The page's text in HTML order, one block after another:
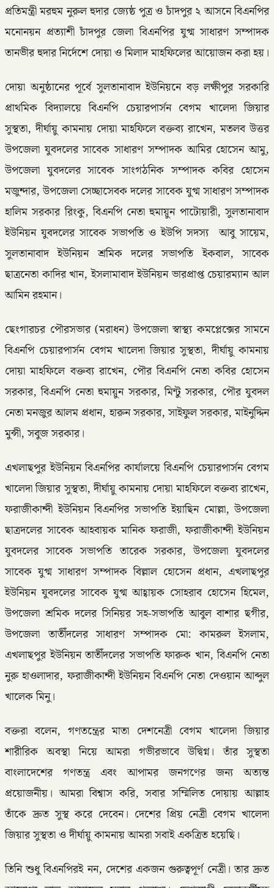
প্রতিমন্ত্রী মরহুম নুরুল হুদার জ্যেষ্ঠ পুত্র ও চাঁদপুর ২ আসনে বিএনপির
মনোনয়ন প্রত্যাশী চাঁদপুর জেলা বিএনপির যুগ্ম সাধারণ সম্পাদক
তানভীর হুদার নির্দেশে দোয়া ও মিলাদ মাহফিলের আয়োজন করা হয়।
দোয়া অনুষ্ঠানের পূর্বে সুলতানাবাদ ইউনিয়নে বড় লক্ষীপুর সরকারি
প্রাথমিক বিদ্যালয়ে বিএনপি চেয়ারপার্সন বেগম খালেদা জিয়ার
সুস্থতা, দীর্ঘায়ু কামনায় দোয়া মাহফিলে বক্তব্য রাখেন, মতলব উত্তর
উপজেলা যুবদলের সাবেক সাধারণ সম্পাদক আমির হোসেন আমু,
উপজেলা যুবদলের সাবেক সাংগঠনিক সম্পাদক কবির হোসেন
মজুন্দার, উপজেলা সেচ্ছাসেবক দলের সাবেক যুগ্ম সাধারণ সম্পাদক
হালিম সরকার রিংকু, বিএনপি নেতা হুমায়ুন পাটোয়ারী, সুলতানাবাদ
ইউনিয়ন যুবদলের সাবেক সভাপতি ও ইউপি সদস্য আবু সায়েম,
সুলতানাবাদ ইউনিয়ন শ্রমিক দলের সভাপতি ইকবাল, সাবেক
ছাত্রনেতা কাদির খান, ইসলামাবাদ ইউনিয়ন ভারপ্রাপ্ত চেয়ারম্যান আল
আমিন রহমান।
ছেংগারচর পৌরসভার (মরাধন) উপজেলা স্বাস্থ্য কমপ্লেক্সের সামনে
বিএনপি চেয়ারপার্সন বেগম খালেদা জিয়ার সুস্থতা, দীর্ঘায়ু কামনায়
দোয়া মাহফিলে বক্তব্য রাখেন, পৌর বিএনপি নেতা কবির হোসেন
সরকার, বিএনপি নেতা হুমায়ুন সরকার, মিন্টু সরকার, পৌর যুবদল
নেতা মনজুর আলম প্রধান, হারুন সরকার, সাইফুল সরকার, মাইনুদ্দিন
মুন্সী, সবুজ সরকার।
এখলাছপুর ইউনিয়ন বিএনপির কার্যালয়ে বিএনপি চেয়ারপার্সন বেগম
খালেদা জিয়ার সুস্থতা, দীর্ঘায়ু কামনায় দোয়া মাহফিলে বক্তব্য রাখেন,
ফরাজীকান্দী ইউনিয়ন বিএনপির সভাপতি ইয়াছিন মোল্লা, উপজেলা
ছাত্রদলের সাবেক আহবায়ক মানিক ফরাজী, ফরাজীকান্দী ইউনিয়ন
যুবদলের সাবেক সভাপতি তারেক সরকার, উপজেলা যুবদলের
সাবেক যুগ্ম সাধারণ সম্পাদক বিল্লাল হোসেন প্রধান, এখলাছপুর
ইউনিয়ন যুবদলের সাবেক যুগ্ম আহ্বায়ক সোহরাব হোসেন হিমেল,
উপজেলা শ্রমিক দলের সিনিয়র সহ-সভাপতি আবুল বাশার ছগীর,
উপজেলা তাতীঁদলের সাধারণ সম্পাদক মো: কামরুল ইসলাম,
এখলাছপুর ইউনিয়ন তাতীঁদলের সভাপতি ফারুক খান, বিএনপি নেতা
নুরু হাওলাদার, ফরাজীকান্দী ইউনিয়ন বিএনপি নেতা দেওয়ান আব্দুল
খালেক মিনু।
বক্তরা বলেন, গণতন্ত্রের মাতা দেশনেত্রী বেগম খালেদা জিয়ার
শারীরিক অবস্থা নিয়ে আমরা গভীরভাবে উদ্বিগ্ন। তাঁর সুস্থতা
বাংলাদেশের গণতন্ত্র এবং আপামর জনগণের জন্য অত্যন্ত
প্রয়োজনীয়। আমরা বিশ্বাস করি, সবার সম্মিলিত দোয়ায় আল্লাহ
তাঁকে দ্রুত সুস্থ করে দেবেন। দেশের প্রিয় নেত্রী বেগম খালেদা
জিয়ার সুস্থতা ও দীর্ঘায়ু কামনায় আমরা সবাই একত্রিত হয়েছি।
তিনি শুধু বিএনপিরই নন, দেশের একজন গুরুত্বপূর্ণ নেত্রী। তার দ্রুত